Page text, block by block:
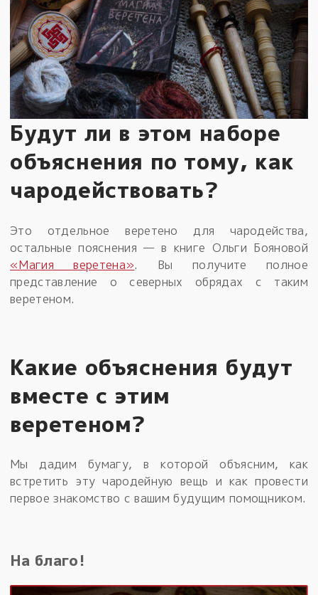
Будут ли в этом наборе
объяснения по тому, как
чародействовать?
Это отдельное веретено для чародейства,
остальные пояснения — в книге Ольги Бояновой
«Магия веретена». Вы получите полное
представление о северных обрядах с таким
веретеном.
Какие объяснения будут
вместе с этим
веретеном?
Мы дадим бумагу, в которой объясним, как
встретить эту чародейную вещь и как провести
первое знакомство с вашим будущим помощником.
На благо!